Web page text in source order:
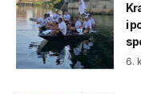
i
6.